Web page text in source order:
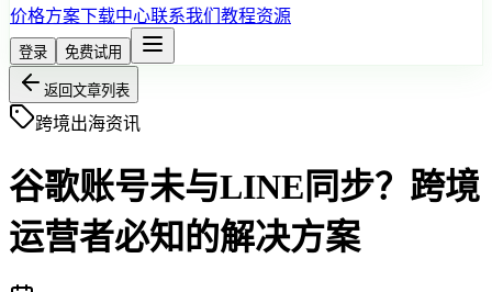
价格方案下载中心联系我们 教程资源
登录 免费试用
返回文章列表
跨境出海资讯
谷歌账号未与LINE同步？跨境
运营者必知的解决方案